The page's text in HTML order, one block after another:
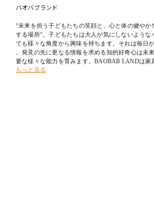
バオバブランド
“未来を担う子どもたちの笑顔と、心と体の健やか
する場所“。子どもたちは大人が気にしないような
ても様々な角度から興味を持ちます。それは毎日
。発見の先に更なる情報を求める知的好奇心は未
要な様々な能力を育みます。BAOBAB LANDは家
を楽しみながらぐんぐん成長していく子どもたち
もっと見る